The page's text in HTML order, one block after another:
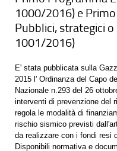
1000/2016) e
Pubblici, strategici o
1001/2016)
E' stata pubblicata sulla
2015 l' Ordinanza del Capo
Nazionale n.293 del 26
interventi di prevenzione del
regola le modalità di
rischio sismico previsti
da realizzare con i fondi resi
Disponibili normativa e